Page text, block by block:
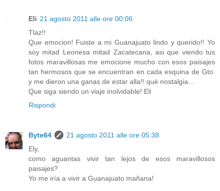
Eli 21 agosto 2011 alle ore 00:06
Tlaz!!
Que emocion! Fuiste a mi Guanajuato lindo y querido!! Yo
soy mitad Leonesa mitad Zacatecana, asi que viendo tus
fotos maravillosas me emocione mucho con esos paisajes
tan hermosos que se encuentran en cada esquina de Gto.
y me dieron una ganas de estar alla!! què nostalgia...
Que siga siendo un viaje inolvidable! Eli
Rispondi
Byte64
21 agosto 2011 alle ore 05:38
Ely,
como aguantas vivir tan lejos de esos maravillosos
paisajes?
Yo me iría a vivir a Guanajuato mañana!